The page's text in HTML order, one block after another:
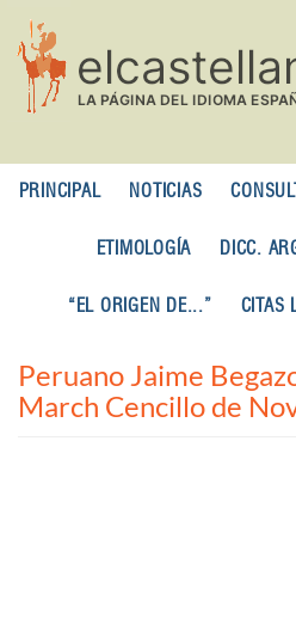
contenido
principal
PRINCIPAL NOTICIAS
ETIMOLOGÍA DICC.
“EL ORIGEN DE...” CITAS
Peruano Jaime
March Cencillo de